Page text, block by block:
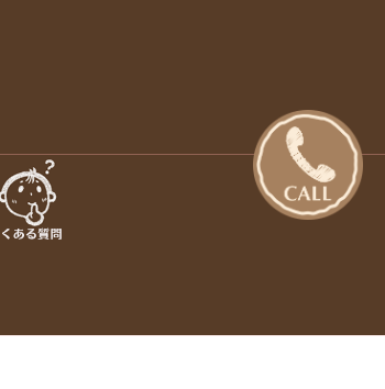
あきる野市【さくらぎ
園】
保育目標 特長・特色 · 入園のご案内 · 未就園
育園だより · さくらぎ保育園 。子ども達はも
じながら、 人と人が繋がって生きていく大切
と思っています。